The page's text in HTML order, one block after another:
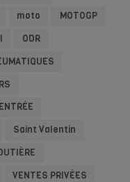
moto
MOTOGP
ODR
Saint Valentin
VENTES PRIVÉES